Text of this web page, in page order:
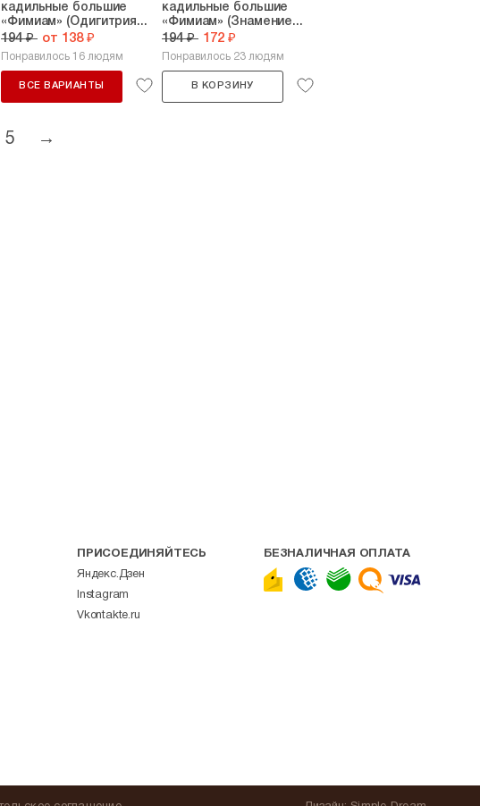
кадильные большие
«Фимиам» (Одигитрия...
194 ₽ от 138 ₽
Понравилось 16 людям
ВСЕ ВАРИАНТЫ
кадильные большие
«Фимиам» (Знамение...
194 ₽ 172 ₽
Понравилось 23 людям
В КОРЗИНУ
5 →
ПРИСОЕДИНЯЙТЕСЬ
Яндекс.Дзен
Instagram
Vkontakte.ru
БЕЗНАЛИЧНАЯ ОПЛАТА